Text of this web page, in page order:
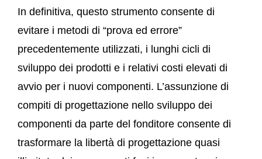
In definitiva, questo strumento consente di
evitare i metodi di “prova ed errore”
precedentemente utilizzati, i lunghi cicli di
sviluppo dei prodotti e i relativi costi elevati di
avvio per i nuovi componenti. L’assunzione di
compiti di progettazione nello sviluppo dei
componenti da parte del fonditore consente di
trasformare la libertà di progettazione quasi